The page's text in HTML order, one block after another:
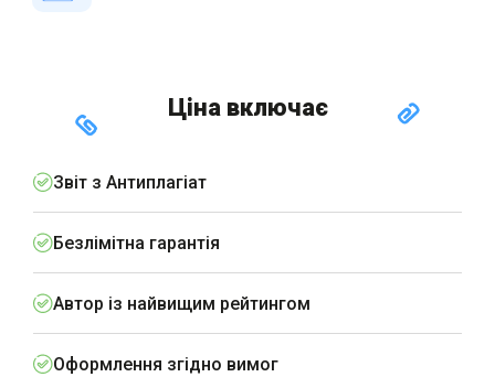
Ціна включає
Звіт з Антиплагіат
Безлімітна гарантія
Автор із найвищим рейтингом
Оформлення згідно вимог